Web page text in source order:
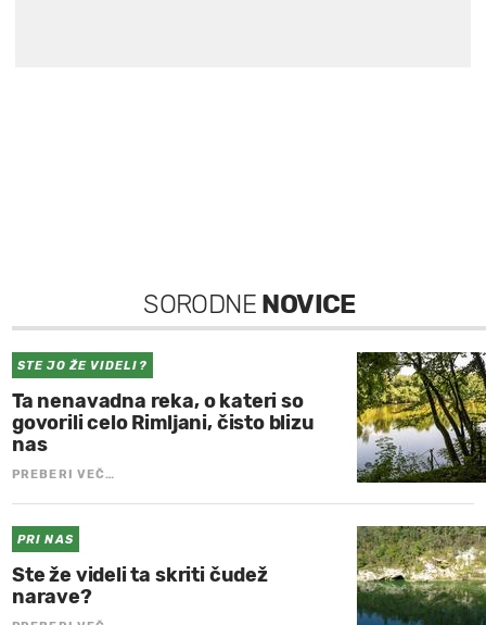
SORODNE NOVICE
STE JO ŽE VIDELI?
Ta nenavadna reka, o kateri so
govorili celo Rimljani, čisto blizu
nas
PREBERI VEČ…
PRI NAS
Ste že videli ta skriti čudež
narave?